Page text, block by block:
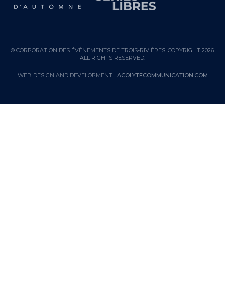
© CORPORATION DES ÉVÈNEMENTS DE TROIS-RIVIÈRES. COPYRIGHT 2026.
ALL RIGHTS RESERVED.
WEB DESIGN AND DEVELOPMENT | ACOLYTECOMMUNICATION.COM